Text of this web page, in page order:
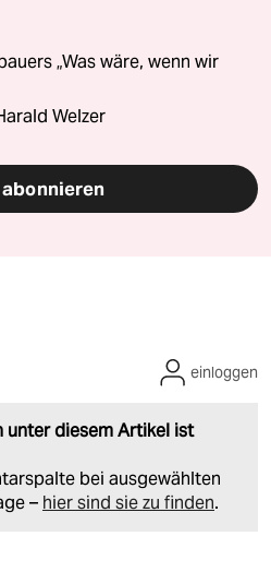
„Was wäre, wenn wir
Welzer
unter diesem Artikel ist
bei ausgewählten
– hier sind sie zu finden.
einloggen